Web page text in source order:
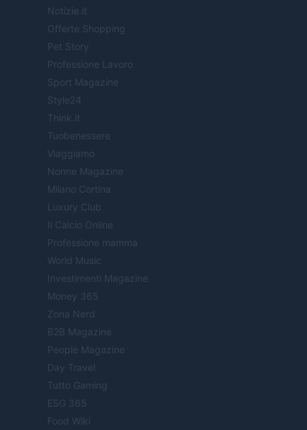
Notizie.it
Offerte Shopping
Pet Story
Professione Lavoro
Sport Magazine
Style24
Think.it
Tuobenessere
Viaggiamo
Nonne Magazine
Milano Cortina
Luxury Club
Il Calcio Online
Professione mamma
World Music
Investimenti Magazine
Money 365
Zona Nerd
B2B Magazine
People Magazine
Day Travel
Tutto Gaming
ESG 365
Food Wiki